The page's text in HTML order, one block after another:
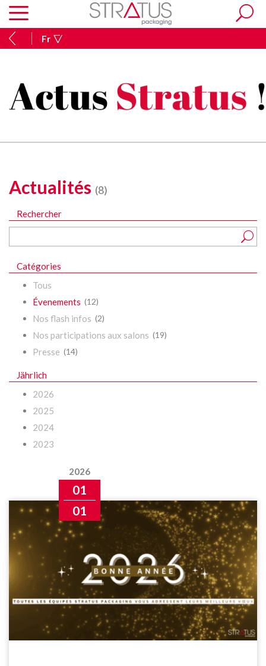
Fr
Actualités (8)
Rechercher
Catégories
Tous
Évenements (12)
Nos flash infos (2)
Nos participations aux salons (19)
Presse (14)
Jährlich
2026
2025
2024
2023
2026
01
01